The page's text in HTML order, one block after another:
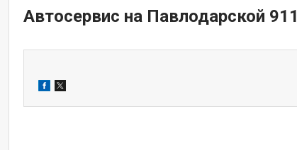
Автосервис на Павлодарской 911